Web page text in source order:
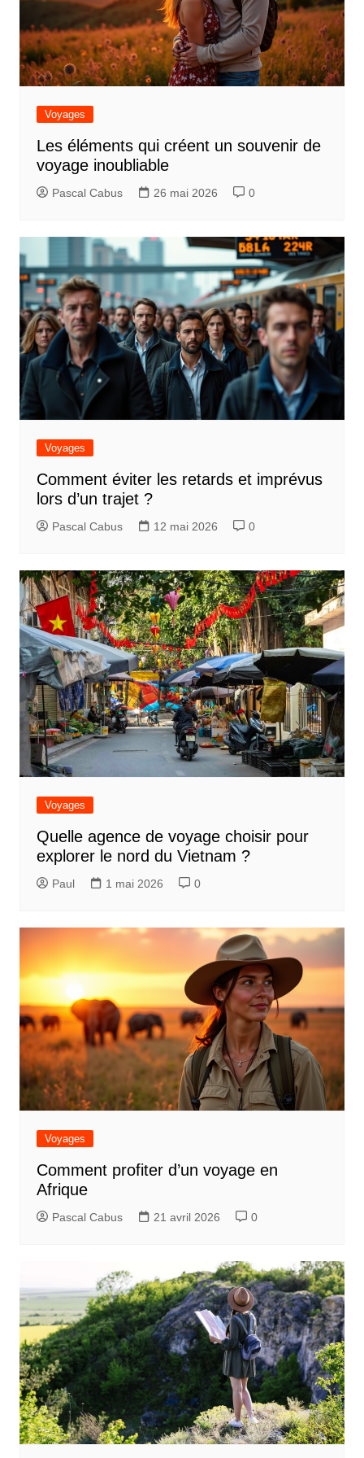
Voyages
Les éléments qui créent un souvenir de
voyage inoubliable
Pascal Cabus 26 mai 2026 0
Voyages
Comment éviter les retards et imprévus
lors d’un trajet ?
Pascal Cabus 12 mai 2026 0
Voyages
Quelle agence de voyage choisir pour
explorer le nord du Vietnam ?
Paul 1 mai 2026 0
Voyages
Comment profiter d’un voyage en
Afrique
Pascal Cabus 21 avril 2026 0